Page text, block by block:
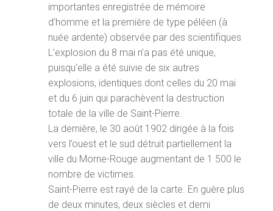
importantes enregistrée de mémoire
d’homme et la première de type péléen (à
nuée ardente) observée par des scientifiques
L’explosion du 8 mai n’a pas été unique,
puisqu’elle a été suivie de six autres
explosions, identiques dont celles du 20 mai
et du 6 juin qui parachèvent la destruction
totale de la ville de Saint-Pierre.
La dernière, le 30 août 1902 dirigée à la fois
vers l’ouest et le sud détruit partiellement la
ville du Morne-Rouge augmentant de 1 500 le
nombre de victimes.
Saint-Pierre est rayé de la carte. En guère plus
de deux minutes, deux siècles et demi